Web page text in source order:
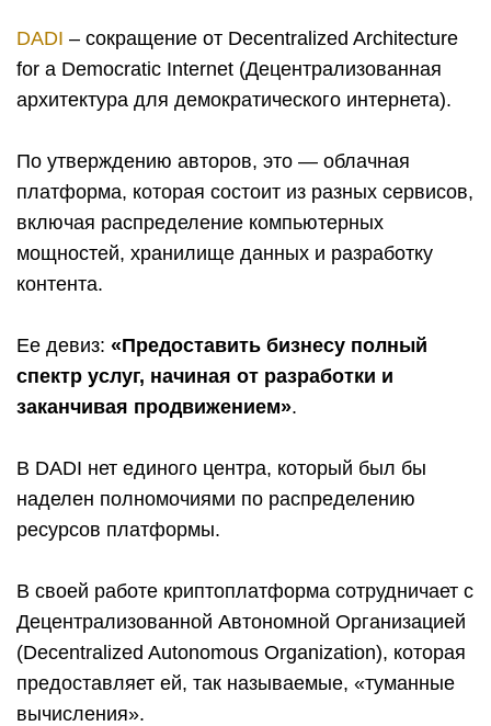
DADI – сокращение от Decentralized Architecture
for a Democratic Internet (Децентрализованная
архитектура для демократического интернета).
По утверждению авторов, это — облачная
платформа, которая состоит из разных сервисов,
включая распределение компьютерных
мощностей, хранилище данных и разработку
контента.
Ее девиз: «Предоставить бизнесу полный
спектр услуг, начиная от разработки и
заканчивая продвижением».
В DADI нет единого центра, который был бы
наделен полномочиями по распределению
ресурсов платформы.
В своей работе криптоплатформа сотрудничает с
Децентрализованной Автономной Организацией
(Decentralized Autonomous Organization), которая
предоставляет ей, так называемые, «туманные
вычисления».